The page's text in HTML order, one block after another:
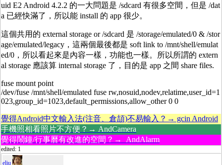
uid E2 Android 4.2.2 的一大問題是 /sdcard 有很多空間，但是 /dat
a 已經快滿了，所以能 install 的 app 很少。
這個共用的 external storage or /sdcard 是 /storage/emulated/0 & /stor
age/emulated/legacy，這兩個最後都是 soft link to /mnt/shell/emulat
ed/0，所以看起來是內容一樣，功能也一樣。所以所謂的 extern
al storage 應該算 internal storage 了，目的是 app 之間 share files.
fuse mount point
/dev/fuse /mnt/shell/emulated fuse rw,nosuid,nodev,relatime,user_id=1
023,group_id=1023,default_permissions,allow_other 0 0
覺得Android中文輸入法(注音、倉頡)不易輸入？→ gcin Android
手機照相看照片不方便？→ AndCamera
覺得鬧鐘/行事曆有改進的空間？→ AndAlarm
edited: 1
eliu